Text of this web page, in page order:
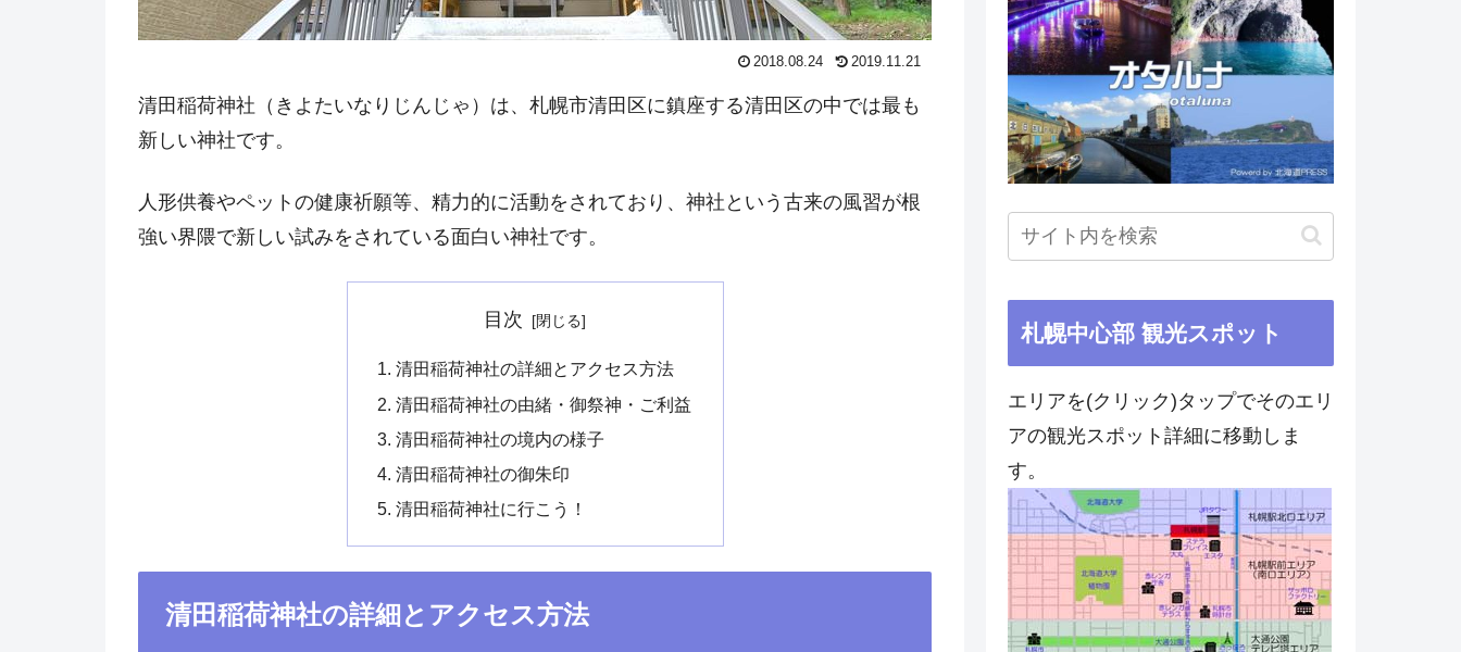
2018.08.24 2019.11.21
清田稲荷神社（きよたいなりじんじゃ）は、札幌市清田区に鎮座する清田区の中では最も
新しい神社です。
人形供養やペットの健康祈願等、精力的に活動をされており、神社という古来の風習が根
強い界隈で新しい試みをされている面白い神社です。
目次
清田稲荷神社の詳細とアクセス方法
清田稲荷神社の由緒・御祭神・ご利益
清田稲荷神社の境内の様子
清田稲荷神社の御朱印
清田稲荷神社に行こう！
清田稲荷神社の詳細とアクセス方法
札幌中心部 観光スポット
エリアを(クリック)タップでそのエリ
アの観光スポット詳細に移動しま
す。